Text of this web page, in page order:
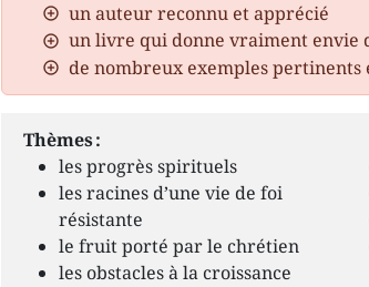
un auteur reconnu et apprécié
un livre qui donne vraiment envie
de nombreux exemples
Thèmes :
les progrès spirituels
les racines d’une vie de foi
résistante
le fruit porté par le chrétien
les obstacles à la croissance